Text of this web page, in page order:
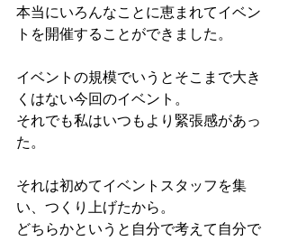
本当にいろんなことに恵まれてイベン
トを開催することができました。
イベントの規模でいうとそこまで大き
くはない今回のイベント。
それでも私はいつもより緊張感があっ
た。
それは初めてイベントスタッフを集
い、つくり上げたから。
どちらかというと自分で考えて自分で